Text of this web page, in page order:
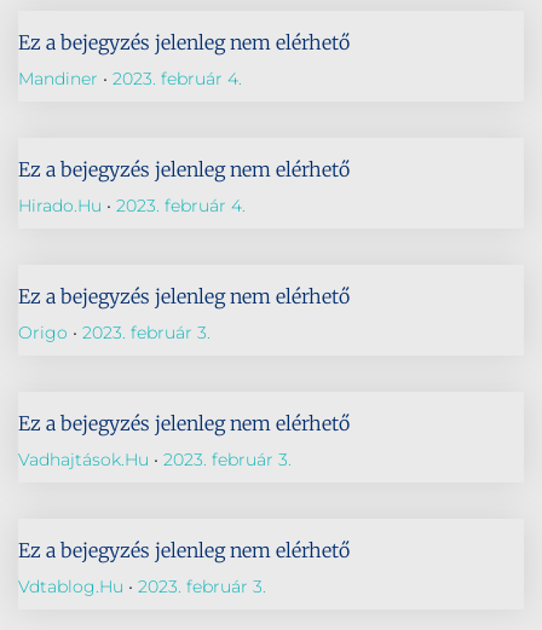
Ez a bejegyzés jelenleg nem elérhető
Mandiner 2023. február 4.
Ez a bejegyzés jelenleg nem elérhető
Hirado.hu 2023. február 4.
Ez a bejegyzés jelenleg nem elérhető
Origo 2023. február 3.
Ez a bejegyzés jelenleg nem elérhető
Vadhajtások.hu 2023. február 3.
Ez a bejegyzés jelenleg nem elérhető
Vdtablog.hu 2023. február 3.